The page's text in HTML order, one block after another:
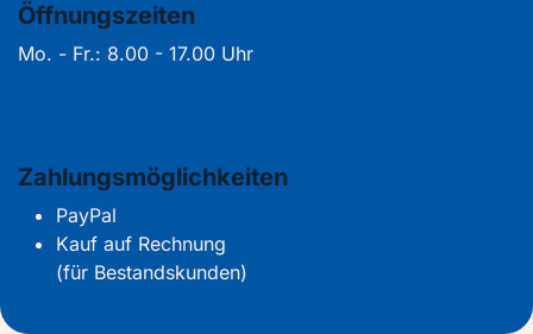
Öffnungszeiten
Mo. - Fr.: 8.00 - 17.00 Uhr
Zahlungsmöglichkeiten
PayPal
Kauf auf Rechnung
(für Bestandskunden)